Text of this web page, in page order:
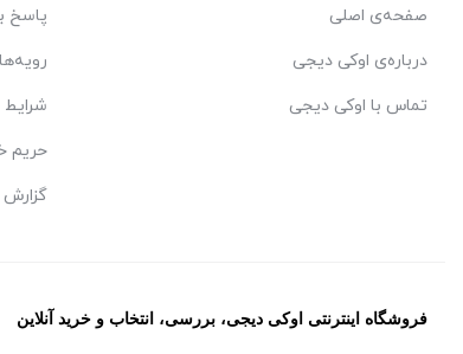
صفحه‌ی اصلی
درباره‌ی اوکی دیجی
تماس با اوکی دیجی
پاسخ
شرایط
حریم
گزارش
فروشگاه اینترنتی اوکی دیجی، بررسی، انتخاب و خرید آنلاین